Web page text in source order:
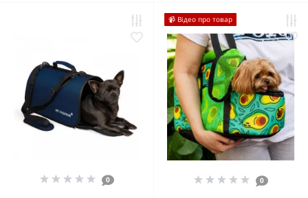
0
📹 Відео про товар
0